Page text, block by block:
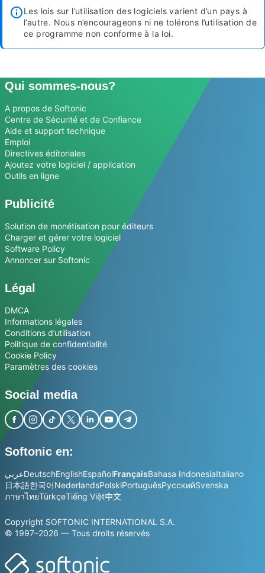
Les lois sur l’utilisation des logiciels varient d’un pays à
l’autre. Nous n’encourageons ni ne tolérons l’utilisation de
ce programme non conforme à la loi.
Qui sommes-nous?
A propos de Softonic
Centre de Sécurité et de Confiance
Aide et support technique
Emploi
Directives éditoriales
Ajoutez votre logiciel / application
Outils en ligne
Publicité
Solution de monétisation pour éditeurs
Charger et gérer votre logiciel
Software Policy
Annoncer sur Softonic
Légal
DMCA
Informations légales
Conditions d’utilisation
Politique de confidentialité
Cookie Policy
Paramètres des cookies
Social media
Softonic en:
عربيDeutschEnglishEspañolFrançaisBahasa IndonesiaItaliano
日本語한국어NederlandsPolskiPortuguêsРусскийSvenska
ภาษาไทยTürkçeTiếng Việt中文
Copyright SOFTONIC INTERNATIONAL S.A.
© 1997–2026 — Tous droits réservés